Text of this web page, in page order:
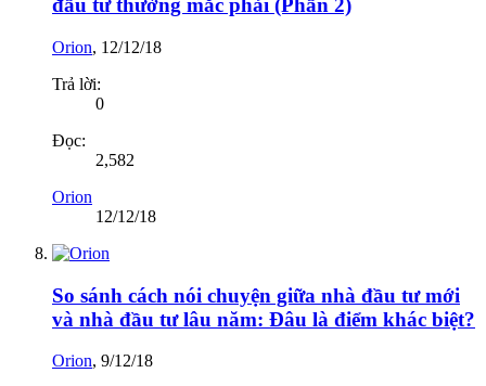
đầu tư thường mắc phải (Phần 2)
Orion, 12/12/18
Trả lời:
0
Đọc:
2,582
Orion
12/12/18
So sánh cách nói chuyện giữa nhà đầu tư mới
và nhà đầu tư lâu năm: Đâu là điểm khác biệt?
Orion, 9/12/18